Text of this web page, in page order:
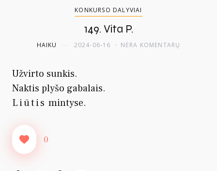
KONKURSO DALYVIAI
149. Vita P.
HAIKU 2024-06-16 NĖRA KOMENTARŲ
Užvirto sunkis.
Naktis plyšo gabalais.
Liūtis mintyse.
0